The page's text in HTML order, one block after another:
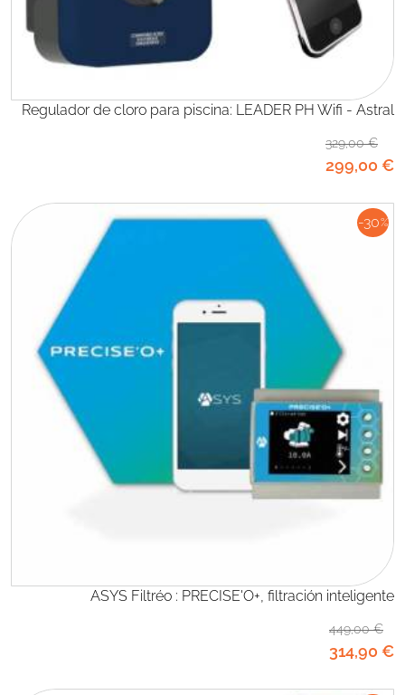
Regulador de cloro para piscina: LEADER PH Wifi - Astral
329,00€
299,00 €
ASYS Filtréo : PRECISE'O+, filtración inteligente
449,00€
314,90 €
-30%